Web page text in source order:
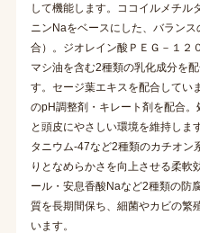
して機能します。ココイルメチル
ニンNaをベースにした、バラン
合）。ジオレイン酸ＰＥＧ－１２
マシ油を含む2種類の乳化成分を
す。セージ葉エキスを配合してい
のpH調整剤・キレート剤を配合
と頭皮にやさしい環境を維持しま
タニウム-47など2種類のカチオン
りとなめらかさを向上させる柔軟
ール・安息香酸Naなど2種類の防
質を長期間保ち、細菌やカビの繁
います。